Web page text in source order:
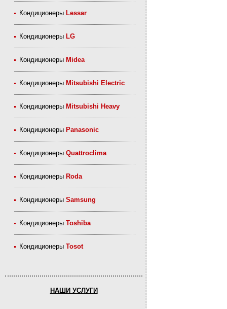
Кондиционеры Lessar
Кондиционеры LG
Кондиционеры Midea
Кондиционеры Mitsubishi Electric
Кондиционеры Mitsubishi Heavy
Кондиционеры Panasonic
КондиционерыQuattroclima
Кондиционеры Roda
КондиционерыSamsung
КондиционерыToshiba
КондиционерыTosot
НАШИ УСЛУГИ